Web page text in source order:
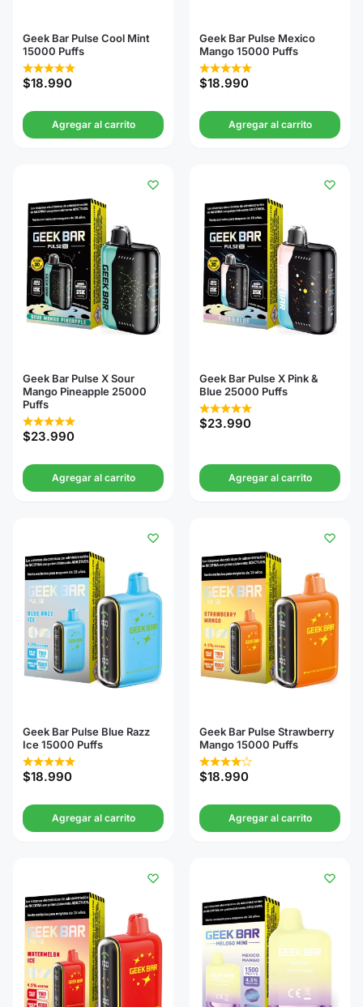
Geek Bar Pulse Cool Mint
15000 Puffs
$18.990
Agregar al carrito
Geek Bar Pulse Mexico
Mango 15000 Puffs
$18.990
Agregar al carrito
Geek Bar Pulse X Sour
Mango Pineapple 25000
Puffs
$23.990
Agregar al carrito
Geek Bar Pulse X Pink &
Blue 25000 Puffs
$23.990
Agregar al carrito
Geek Bar Pulse Blue Razz
Ice 15000 Puffs
$18.990
Agregar al carrito
Geek Bar Pulse Strawberry
Mango 15000 Puffs
$18.990
Agregar al carrito